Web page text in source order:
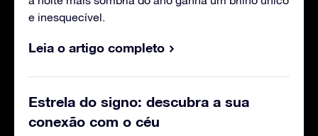
e inesquecível.
Leia o artigo completo
Estrela do signo: descubra a sua
conexão com o céu